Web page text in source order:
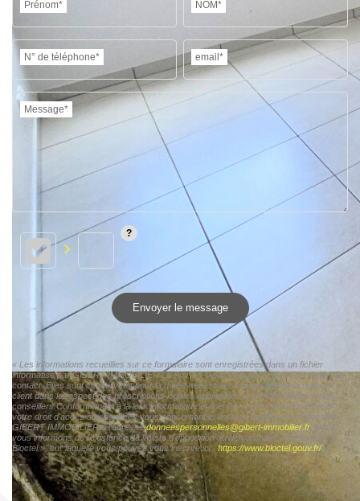
Prénom* NOM*
N° de téléphone* email*
Message*
Envoyer le message
« Les informations recueillies sur ce formulaire sont enregistrées dans un fichier
informatisé par GIBERT IMMOBILIER Le Puy-en-Velay pour gérer votre demande de
contact. Elles sont conservées pour la durée nécessaire à la gestion de la relation
client dans le respect des prescriptions légales applicables et sont destinées à nos
conseillers Conformément à la loi « informatique et libertés », vous pouvez exercer
votre droit d'accès aux données vous concernant et les faire rectifier en contactant
GIBERT IMMOBILIER à l'adressedonneespersonnelles@gibert-immobilier.fr . Nous
vous informons de l'existence de la liste d'opposition au démarchage téléphonique «
Bloctel », sur laquelle vous pouvez vous inscrire ici :https://www.bloctel.gouv.fr/»